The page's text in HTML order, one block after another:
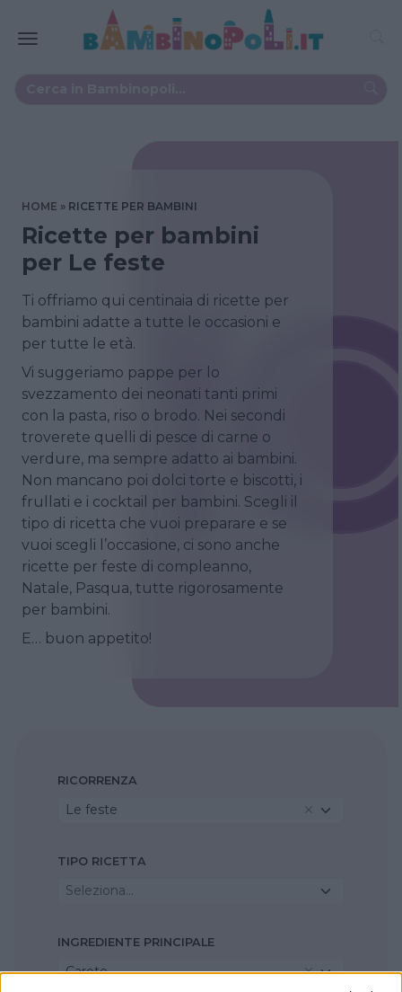
HOME RICETTE PER BAMBINI
Ricette per bambini
per Le feste
Ti offriamo qui centinaia di ricette per
bambini adatte a tutte le occasioni e
per tutte le età.
Vi suggeriamo pappe per lo
svezzamento dei neonati tanti primi
con la pasta, riso o brodo. Nei secondi
troverete quelli di pesce di carne o
verdure, ma sempre adatto ai bambini.
Non mancano poi dolci torte e biscotti, i
frullati e i cocktail per bambini. Scegli il
tipo di ricetta che vuoi preparare e se
vuoi scegli l’occasione, ci sono anche
ricette per feste di compleanno,
Natale, Pasqua, tutte rigorosamente
per bambini.
E… buon appetito!
RICORRENZA
Le feste
TIPO RICETTA
Seleziona...
INGREDIENTE PRINCIPALE
Carote